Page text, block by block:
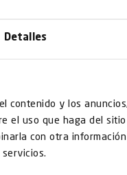
Detalles
contenido y los
el uso que haga del
con otra